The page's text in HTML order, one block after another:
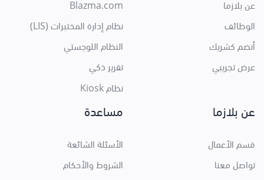
عن بلازما
الوظائف
أنضم كشريك
عرض تجريبي
Blazma.com
نظام إدارة المختبرات (LIS)
النظام اللوجستي
تقرير ذكي
نظام Kiosk
عن بلازما
قسم الأعمال
تواصل معنا
مساعدة
الأسئلة الشائعة
الشروط والأحكام